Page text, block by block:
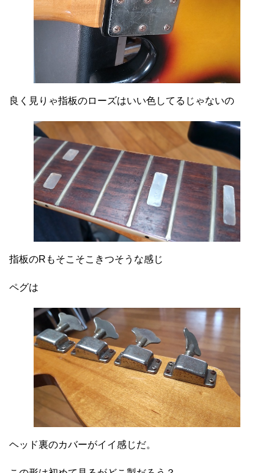
良く見りゃ指板のローズはいい色してるじゃないの
指板のRもそこそこきつそうな感じ
ペグは
ヘッド裏のカバーがイイ感じだ。